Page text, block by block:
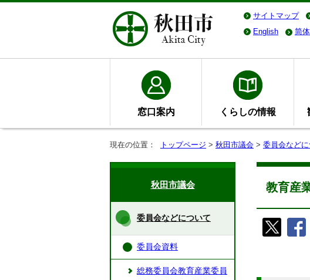
サイトマップ
English
简
窓口案内 くらしの情報
現在の位置： トップページ > 秋田市議会 > 委員会など
教育産
秋田市議会
委員会などについて
委員会資料
総務委員会教育産業委員